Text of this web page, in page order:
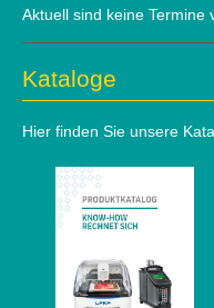
Aktuell sind keine Termine
Kataloge
Hier finden Sie unsere